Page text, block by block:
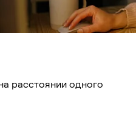
расстоянии одного